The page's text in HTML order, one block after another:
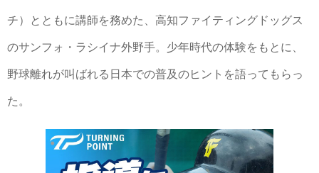
チ）とともに講師を務めた、高知ファイティングドッグス
のサンフォ・ラシイナ外野手。少年時代の体験をもとに、
野球離れが叫ばれる日本での普及のヒントを語ってもらっ
た。